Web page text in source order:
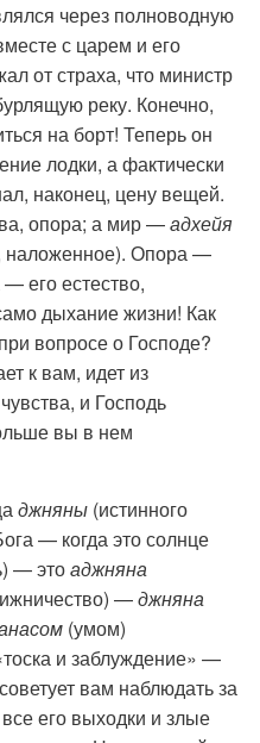
через полноводную
с царем и его
от страха, что министр
реку. Конечно,
на борт! Теперь он
лодки, а фактически
наконец, цену вещей.
опора; а мир —адхейя
наложенное). Опора —
его естество,
дыхание жизни! Как
вопросе о Господе?
к вам, идет из
и Господь
вы в нем
джняны (истинного
— когда это солнце
— этоаджняна
—джняна
(умом)
и заблуждение» —
вам наблюдать за
его выходки и злые